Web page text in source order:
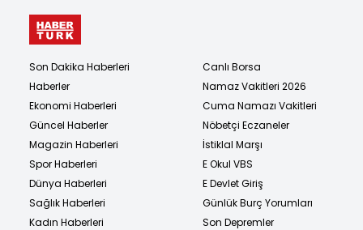
Son Dakika Haberleri
Haberler
Ekonomi Haberleri
Güncel Haberler
Magazin Haberleri
Spor Haberleri
Dünya Haberleri
Sağlık Haberleri
Kadın Haberleri
Canlı Borsa
Namaz Vakitleri 2026
Cuma Namazı Vakitleri
Nöbetçi Eczaneler
İstiklal Marşı
E Okul VBS
E Devlet Giriş
Günlük Burç Yorumları
Son Depremler